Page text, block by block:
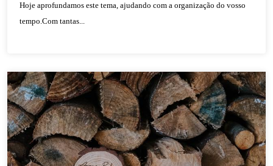
Hoje aprofundamos este tema, ajudando com a organização do vosso
tempo.Com tantas...